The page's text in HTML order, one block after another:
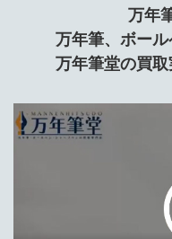
万年
万年筆、ボー
万年筆堂の買取